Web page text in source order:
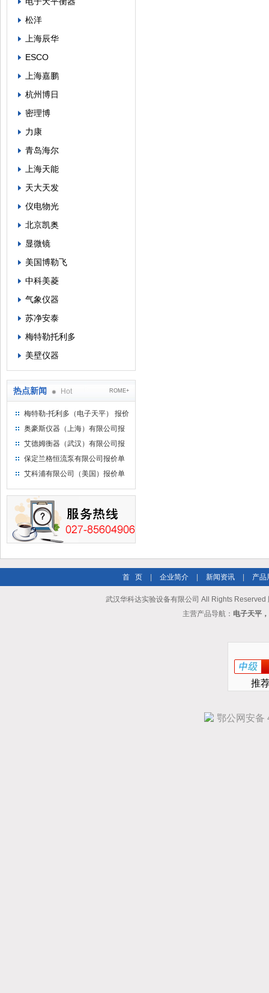
松洋
上海辰华
ESCO
上海嘉鹏
杭州博日
密理博
力康
青岛海尔
上海天能
天大天发
仪电物光
北京凯奥
显微镜
美国博勒飞
中科美菱
气象仪器
苏净安泰
梅特勒托利多
美壁仪器
热点新闻 Hot ROME+
梅特勒-托利多（电子天平） 报价
单
奥豪斯仪器（上海）有限公司报
价单
艾德姆衡器（武汉）有限公司报
价单
保定兰格恒流泵有限公司报价单
艾科浦有限公司（美国）报价单
首 页 企业简介 新闻资讯 产品
武汉华科达实验设备有限公司 All Rights Reserved
主营产品导航： 电子天平
推
鄂公网安备